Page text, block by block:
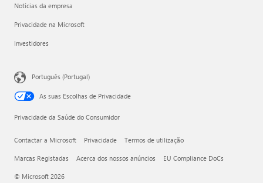
Notícias da empresa
Privacidade na Microsoft
Investidores
Português (Portugal)
As suas Escolhas de Privacidade
Privacidade da Saúde do Consumidor
Contactar a Microsoft Privacidade Termos de utilização
Marcas Registadas Acerca dos nossos anúncios EU Compliance DoCs
© Microsoft 2026